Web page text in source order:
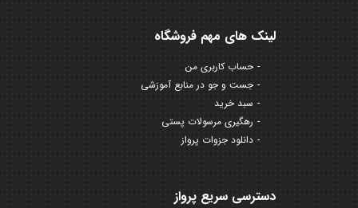
لینک های مهم فروشگاه
حساب کاربری من
جست و جو در منابع آموزشی
سبد خرید
رهگیری مرسولات پستی
دانلود جزوات پرواز
دسترسی سریع پرواز